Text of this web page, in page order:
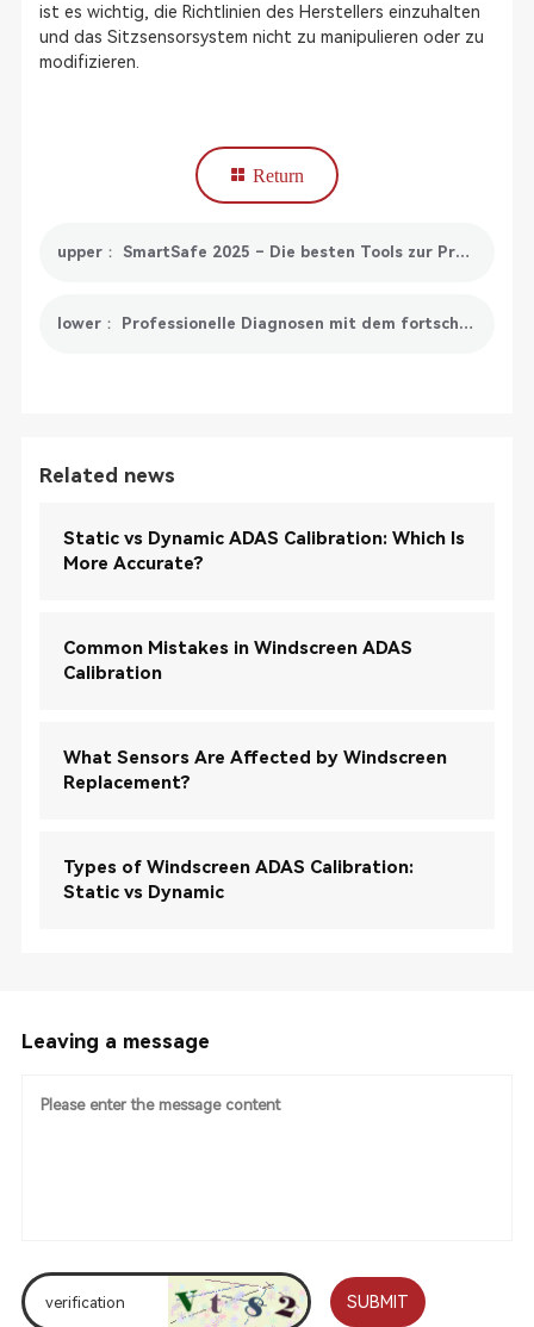
ist es wichtig, die Richtlinien des Herstellers einzuhalten
und das Sitzsensorsystem nicht zu manipulieren oder zu
modifizieren.
Return
upper： SmartSafe 2025 – Die besten Tools zur Programmierung von Auto-Steuergeräten
lower： Professionelle Diagnosen mit dem fortschrittlichen Auto-Diagnosegerät erhalten
Related news
Static vs Dynamic ADAS Calibration: Which Is
More Accurate?
Common Mistakes in Windscreen ADAS
Calibration
What Sensors Are Affected by Windscreen
Replacement?
Types of Windscreen ADAS Calibration:
Static vs Dynamic
Leaving a message
SUBMIT